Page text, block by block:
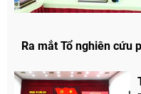
Ra mắt Tổ nghiên cứu